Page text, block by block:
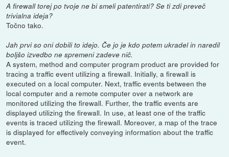
A firewall torej po tvoje ne bi smeli patentirati? Se ti zdi preveč
trivialna ideja?
Točno tako.
Jah prvi so oni dobili to idejo. Če jo je kdo potem ukradel in naredil
boljšo izvedbo ne spremeni zadeve nič.
A system, method and computer program product are provided for
tracing a traffic event utilizing a firewall. Initially, a firewall is
executed on a local computer. Next, traffic events between the
local computer and a remote computer over a network are
monitored utilizing the firewall. Further, the traffic events are
displayed utilizing the firewall. In use, at least one of the traffic
events is traced utilizing the firewall. Moreover, a map of the trace
is displayed for effectively conveying information about the traffic
event.